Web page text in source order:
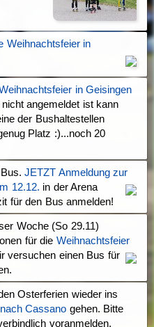
Weihnachtsfeier in
in Geisingen
angemeldet ist kann
der Bushaltestellen
Platz :)...noch 20
Bus.JETZT Anmeldung zur
12.12. in der Arena
für den Bus anmelden!
Woche (So 29.11)
für die Weihnachtsfeier
versuchen einen Bus für
Osterferien wieder ins
Cassano gehen. Bitte
voranmelden,